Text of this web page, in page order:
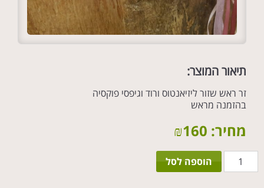
תיאור המוצר:
זר ראש שזור ליזיאנטוס ורוד וגיפסי פוקסיה
בהזמנה מראש
מחיר: ₪160
כמות
הוספה לסל